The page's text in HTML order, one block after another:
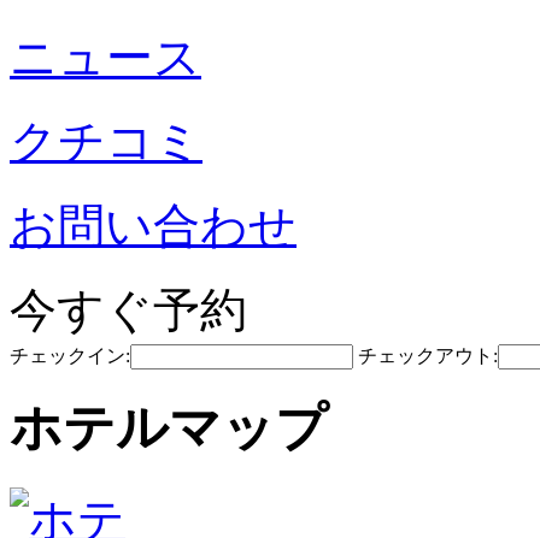
ニュース
クチコミ
お問い合わせ
今すぐ予約
チェックイン: チェックアウト:
ホテルマップ